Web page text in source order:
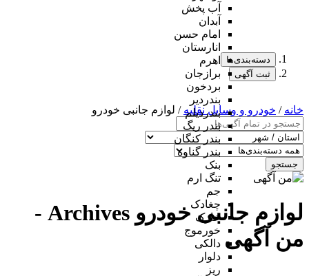
آب پخش
آبدان
امام حسن
انارستان
اهرم
برازجان
بردخون
بندردیر
بندردیلم
بندر ریگ
بندر کنگان
بندر گناوه
بنک
تنگ ارم
جم
چغادک
خارک
خورموج
دالکی
دلوار
ریز
دسته‌بندی‌ها
ثبت آگهی
خانه / خودرو و وسایل نقلیه / لوازم جانبی خودرو
جستجو
لوازم جانبی خودرو Archives -
من آگهی